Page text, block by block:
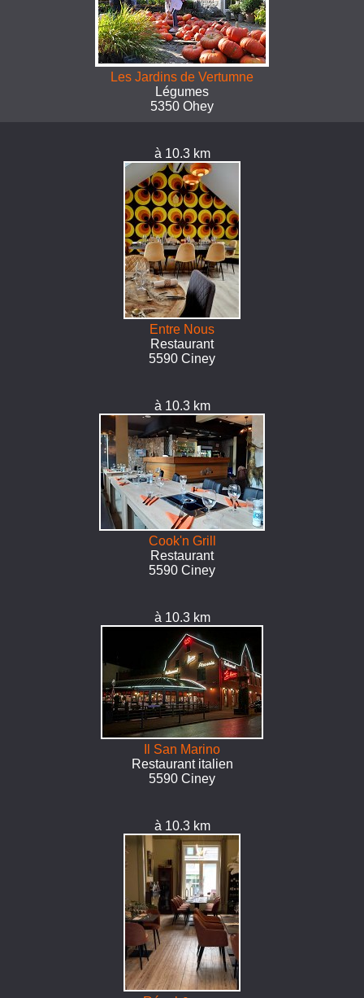
Les Jardins de Vertumne
Légumes
5350 Ohey
à 10.3 km
Entre Nous
Restaurant
5590 Ciney
à 10.3 km
Cook'n Grill
Restaurant
5590 Ciney
à 10.3 km
Il San Marino
Restaurant italien
5590 Ciney
à 10.3 km